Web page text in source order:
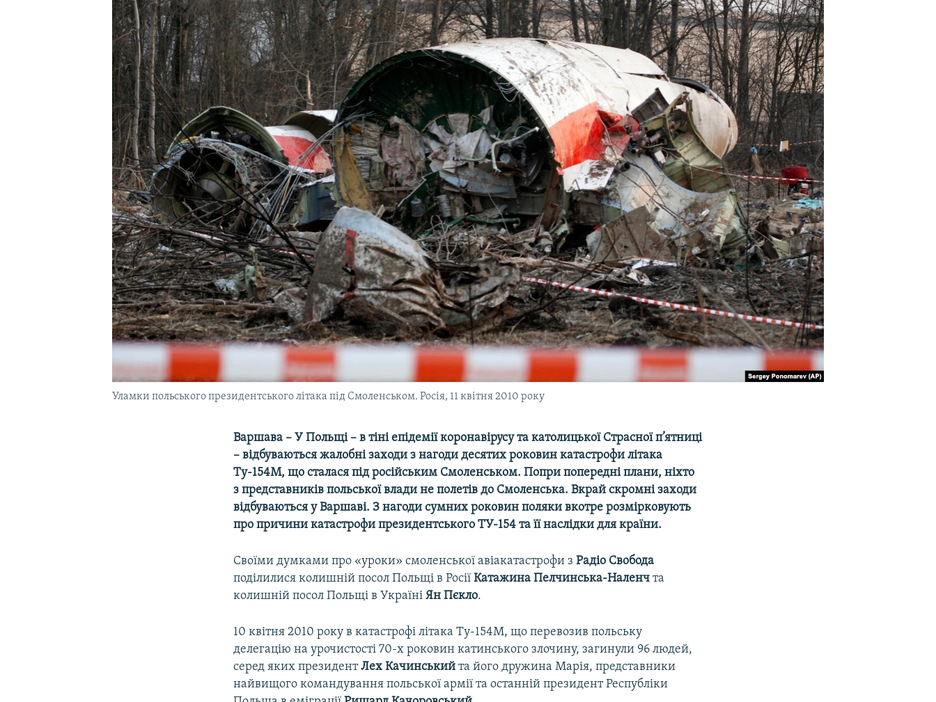
УКРАЇНСЬКА ПРОБЛЕМА КРИМУ
Уламки польського президентського літака під Смоленськом. Росія, 11 квітня 2010 року
Варшава – У Польщі – в тіні епідемії коронавірусу та католицької Страсної п’ятниці
– відбуваються жалобні заходи з нагоди десятих роковин катастрофи літака
Ту-154М, що сталася під російським Смоленськом. Попри попередні плани, ніхто
з представників польської влади не полетів до Смоленська. Вкрай скромні заходи
відбуваються у Варшаві. З нагоди сумних роковин поляки вкотре розмірковують
про причини катастрофи президентського ТУ-154 та її наслідки для країни.
Своїми думками про «уроки» смоленської авіакатастрофи зРадіо Свобода
поділилися колишній посол Польщі в РосіїКатажина Пелчинська-Наленч та
колишній посол Польщі в УкраїніЯн Пєкло.
10 квітня 2010 року в катастрофі літака Ту-154М, що перевозив польську
делегацію на урочистості 70-х роковин катинського злочину, загинули 96 людей,
серед яких президентЛех Качинський та його дружина Марія, представники
найвищого командування польської армії та останній президент Республіки